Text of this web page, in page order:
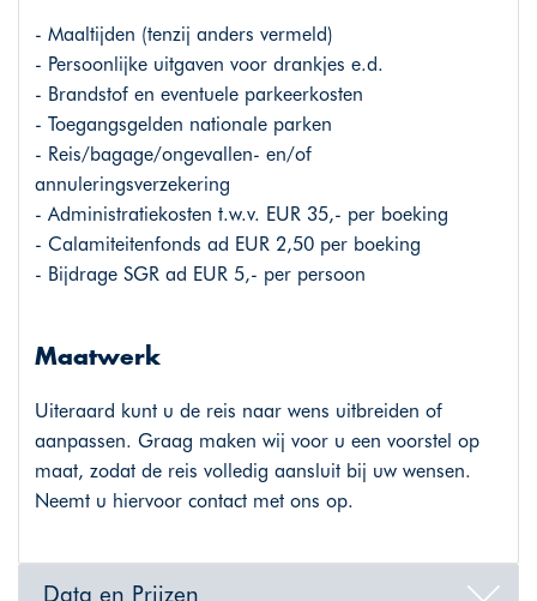
- Maaltijden (tenzij anders vermeld)
- Persoonlijke uitgaven voor drankjes e.d.
- Brandstof en eventuele parkeerkosten
- Toegangsgelden nationale parken
- Reis/bagage/ongevallen- en/of
annuleringsverzekering
- Administratiekosten t.w.v. EUR 35,- per boeking
- Calamiteitenfonds ad EUR 2,50 per boeking
- Bijdrage SGR ad EUR 5,- per persoon
Maatwerk
Uiteraard kunt u de reis naar wens uitbreiden of
aanpassen. Graag maken wij voor u een voorstel op
maat, zodat de reis volledig aansluit bij uw wensen.
Neemt u hiervoor contact met ons op.
Data en Prijzen